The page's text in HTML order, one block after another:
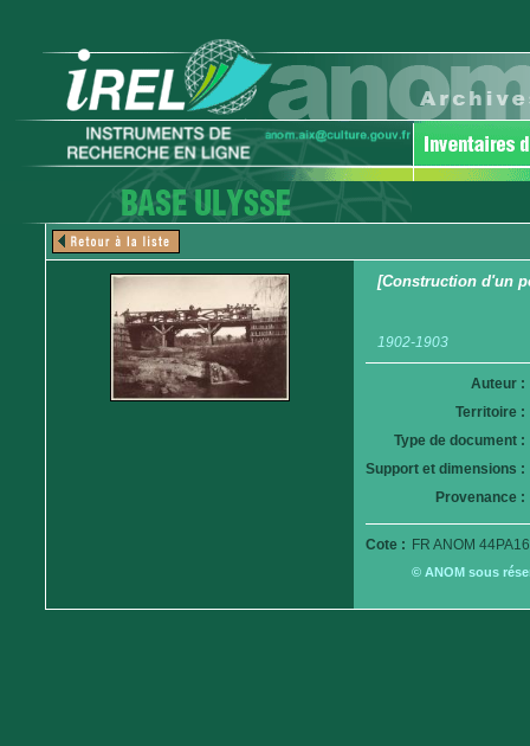
[Construction d'un
1902-1903
Auteur :
Territoire :
Type de document :
Support et dimensions :
Provenance :
Cote : FR ANOM
© ANOM sous